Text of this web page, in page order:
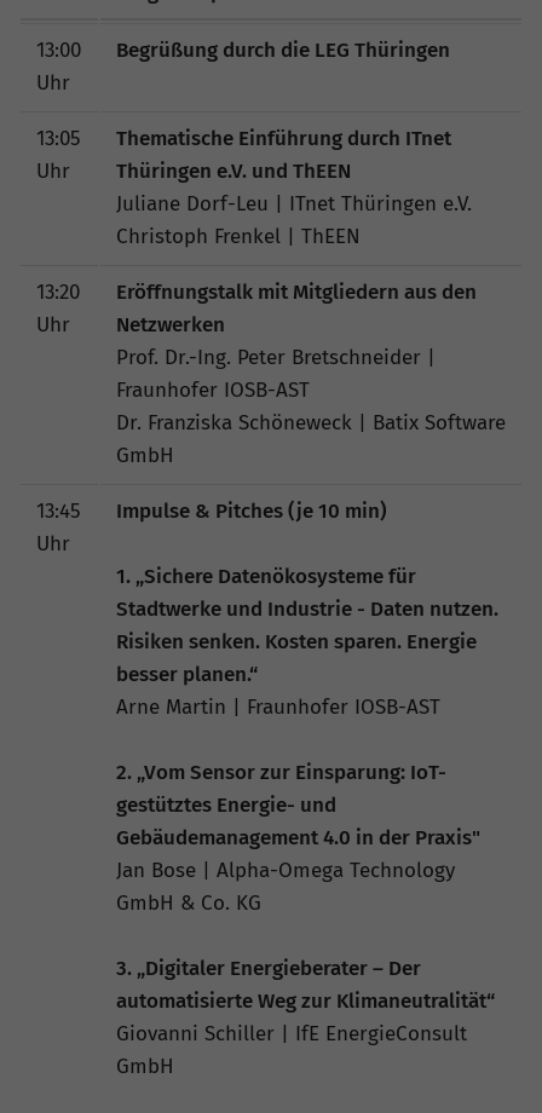
13:00
Uhr
Begrüßung durch die LEG Thüringen
13:05
Uhr
Thematische Einführung durch ITnet
Thüringen e.V. und ThEEN
Juliane Dorf-Leu | ITnet Thüringen e.V.
Christoph Frenkel | ThEEN
13:20
Uhr
Eröffnungstalk mit Mitgliedern aus den
Netzwerken
Prof. Dr.-Ing. Peter Bretschneider |
Fraunhofer IOSB-AST
Dr. Franziska Schöneweck | Batix Software
GmbH
13:45
Uhr
Impulse & Pitches (je 10 min)
1. „Sichere Datenökosysteme für
Stadtwerke und Industrie - Daten nutzen.
Risiken senken. Kosten sparen. Energie
besser planen.“
Arne Martin | Fraunhofer IOSB-AST
2. „Vom Sensor zur Einsparung: IoT-
gestütztes Energie- und
Gebäudemanagement 4.0 in der Praxis"
Jan Bose | Alpha-Omega Technology
GmbH & Co. KG
3. „Digitaler Energieberater – Der
automatisierte Weg zur Klimaneutralität“
Giovanni Schiller | IfE EnergieConsult
GmbH